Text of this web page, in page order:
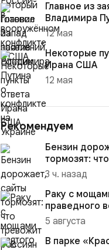
Главное из
Владимира
конфликте на
12 мая
Некоторые
Ирана США
12 мая
Рекомендуем
Бензин
тормозят:
россиян
3 ч. назад
Раку с
праведного
Ушакова
Кафедраль...
5 августа
В парке